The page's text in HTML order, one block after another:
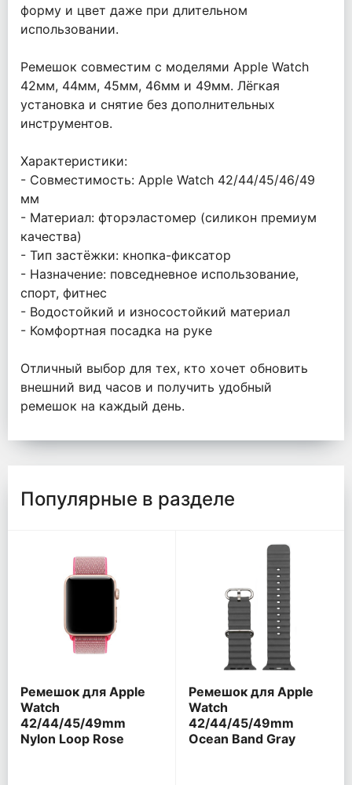
форму и цвет даже при длительном
использовании.
Ремешок совместим с моделями Apple Watch
42мм, 44мм, 45мм, 46мм и 49мм. Лёгкая
установка и снятие без дополнительных
инструментов.
Характеристики:
- Совместимость: Apple Watch 42/44/45/46/49
мм
- Материал: фторэластомер (силикон премиум
качества)
- Тип застёжки: кнопка-фиксатор
- Назначение: повседневное использование,
спорт, фитнес
- Водостойкий и износостойкий материал
- Комфортная посадка на руке
Отличный выбор для тех, кто хочет обновить
внешний вид часов и получить удобный
ремешок на каждый день.
Популярные в разделе
Ремешок для Apple
Watch
42/44/45/49mm
Nylon Loop Rose
Ремешок для Apple
Watch
42/44/45/49mm
Ocean Band Gray